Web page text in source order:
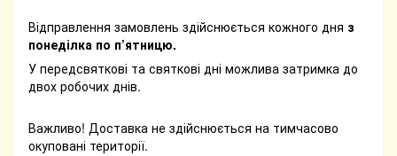
Відправлення замовлень здійснюється кожного дня з
понеділка по п’ятницю.
У передсвяткові та святкові дні можлива затримка до
двох робочих днів.
Важливо! Доставка не здійснюється на тимчасово
окуповані території.